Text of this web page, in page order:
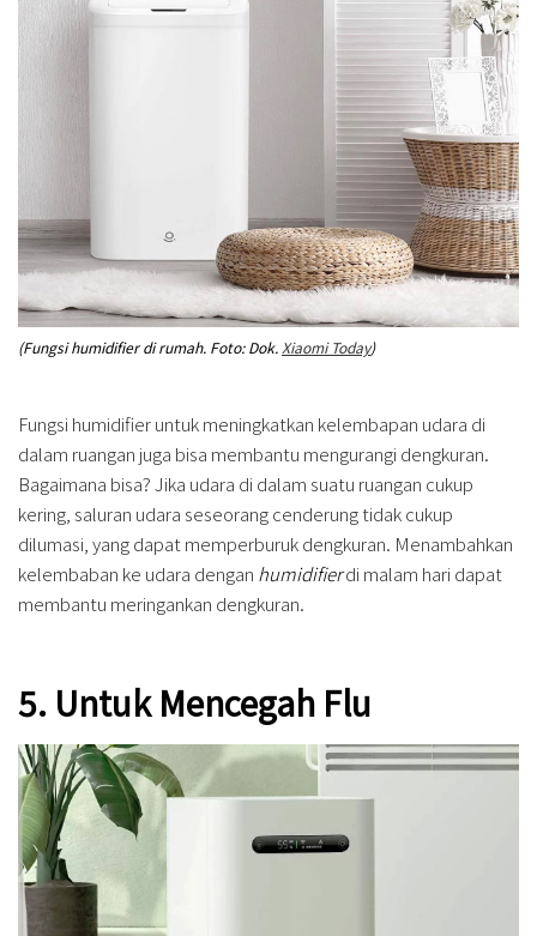
(Fungsi humidifier di rumah. Foto: Dok. Xiaomi Today)
Fungsi humidifier untuk meningkatkan kelembapan udara di
dalam ruangan juga bisa membantu mengurangi dengkuran.
Bagaimana bisa? Jika udara di dalam suatu ruangan cukup
kering, saluran udara seseorang cenderung tidak cukup
dilumasi, yang dapat memperburuk dengkuran. Menambahkan
kelembaban ke udara dengan humidifierdi malam hari dapat
membantu meringankan dengkuran.
5. Untuk Mencegah Flu